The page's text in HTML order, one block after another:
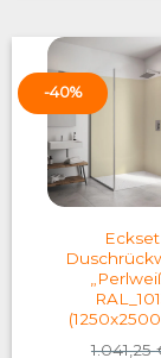
-40%
Eckset
1.041,25